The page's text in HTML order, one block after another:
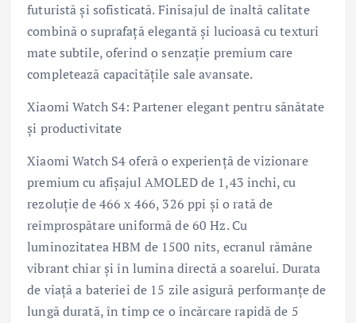
futuristă și sofisticată. Finisajul de înaltă calitate
combină o suprafață elegantă și lucioasă cu texturi
mate subtile, oferind o senzație premium care
completează capacitățile sale avansate.
Xiaomi Watch S4: Partener elegant pentru sănătate
și productivitate
Xiaomi Watch S4 oferă o experiență de vizionare
premium cu afișajul AMOLED de 1,43 inchi, cu
rezoluție de 466 x 466, 326 ppi și o rată de
reîmprospătare uniformă de 60 Hz. Cu
luminozitatea HBM de 1500 nits, ecranul rămâne
vibrant chiar și în lumina directă a soarelui. Durata
de viață a bateriei de 15 zile asigură performanțe de
lungă durată, în timp ce o încărcare rapidă de 5